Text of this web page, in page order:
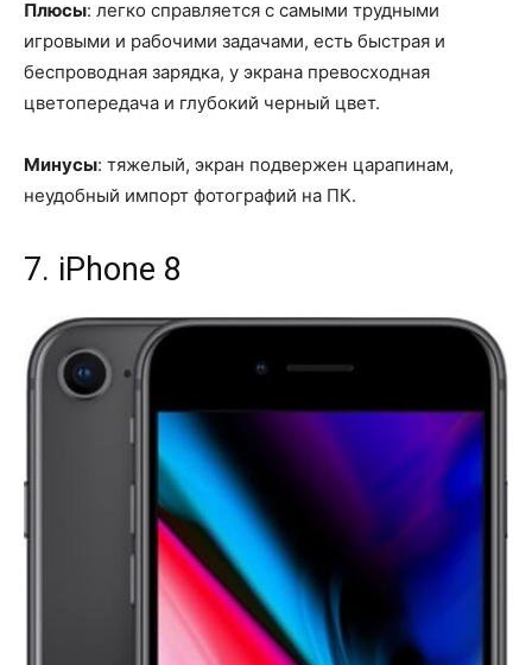
Плюсы: легко справляется с самыми трудными
игровыми и рабочими задачами, есть быстрая и
беспроводная зарядка, у экрана превосходная
цветопередача и глубокий черный цвет.
Минусы: тяжелый, экран подвержен царапинам,
неудобный импорт фотографий на ПК.
7. iPhone 8